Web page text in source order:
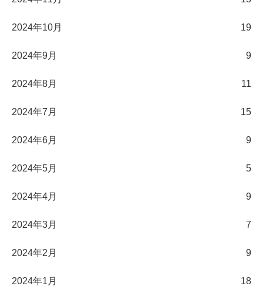
2024年10月 19
2024年9月 9
2024年8月 11
2024年7月 15
2024年6月 9
2024年5月 5
2024年4月 9
2024年3月 7
2024年2月 9
2024年1月 18